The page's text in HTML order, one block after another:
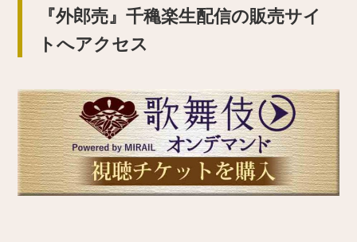
『外郎売』千穐楽生配信の販売サイ
トへアクセス